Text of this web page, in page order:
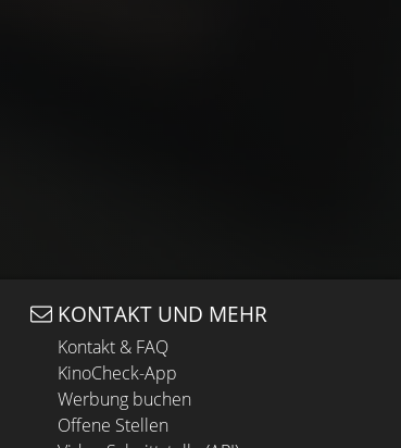
KONTAKT UND MEHR
Kontakt & FAQ
KinoCheck-App
Werbung buchen
Offene Stellen